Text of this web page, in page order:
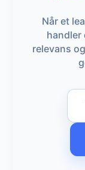
Når et
relevans